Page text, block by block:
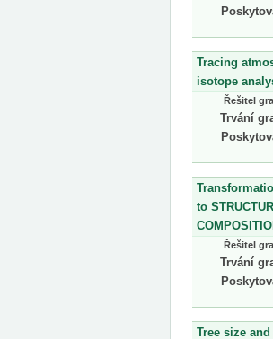
Tracing
isotope
Řešitel
Trvání
to
Řešitel
Trvání
Tree size